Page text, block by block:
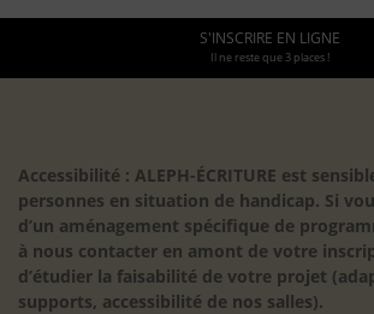
S'INSCRIRE EN LIGNE
Il ne reste que 3 places !
Accessibilité : ALEPH-ÉCRITURE est
personnes en situation de handicap. Si
d’un aménagement spécifique de
à nous contacter en amont de votre
d’étudier la faisabilité de votre projet
supports, accessibilité de nos salles).